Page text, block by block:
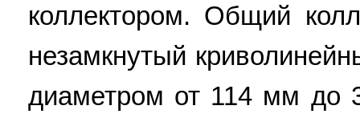
коллектором. Общий
незамкнутый
диаметром от 114 мм до